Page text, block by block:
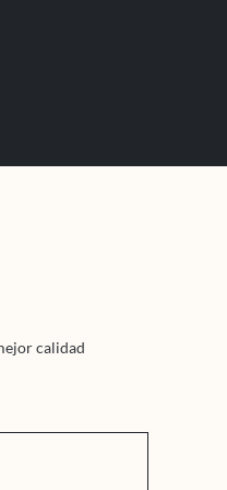
calidad